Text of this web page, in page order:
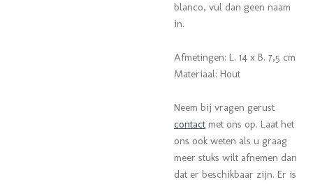
blanco, vul dan geen naam
in.
Afmetingen: L. 14 x B. 7,5 cm
Materiaal: Hout
Neem bij vragen gerust
contact met ons op. Laat het
ons ook weten als u graag
meer stuks wilt afnemen dan
dat er beschikbaar zijn. Er is